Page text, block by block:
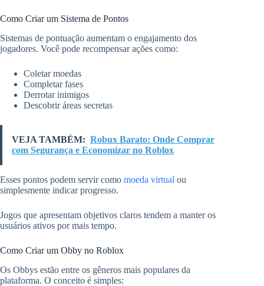
Como Criar um Sistema de Pontos
Sistemas de pontuação aumentam o engajamento dos
jogadores. Você pode recompensar ações como:
Coletar moedas
Completar fases
Derrotar inimigos
Descobrir áreas secretas
VEJA TAMBÉM: Robux Barato: Onde Comprar
com Segurança e Economizar no Roblox
Esses pontos podem servir como moeda virtual ou
simplesmente indicar progresso.
Jogos que apresentam objetivos claros tendem a manter os
usuários ativos por mais tempo.
Como Criar um Obby no Roblox
Os Obbys estão entre os gêneros mais populares da
plataforma. O conceito é simples: